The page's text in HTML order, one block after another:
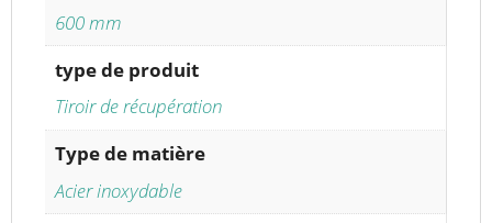
600 mm
type de produit
Tiroir de récupération
Type de matière
Acier inoxydable